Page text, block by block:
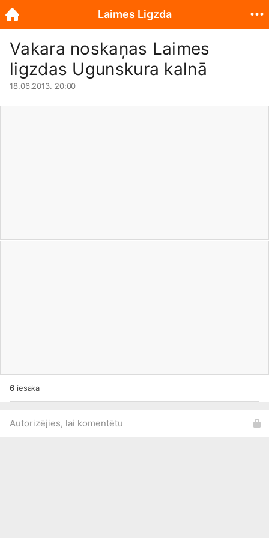
Vakara noskaņas Laimes
ligzdas Ugunskura kalnā
18.06.2013. 20:00
6iesaka
Autorizējies, lai komentētu
Laimes Ligzda